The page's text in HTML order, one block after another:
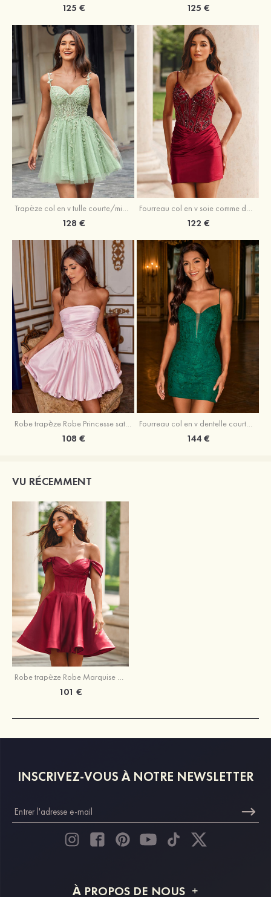
125 € 125 €
Trapèze col en v tulle courte/mini robe de fête de la rentrée avec perles
128 €
Fourreau col en v soie comme du satin courte/mini robe de fête de la rentrée avec paillettes
122 €
Robe trapèze Robe Princesse satin sans manches courte/mini robe de fête de la rentrée
108 €
Fourreau col en v dentelle courte/mini robe de fête de la rentré avec perles
144 €
VU RÉCEMMENT
Robe trapèze Robe Marquise épaule dénudée satin courte/mini robe de fête de la rentrée
101 €
INSCRIVEZ-VOUS À NOTRE NEWSLETTER
À PROPOS DE NOUS